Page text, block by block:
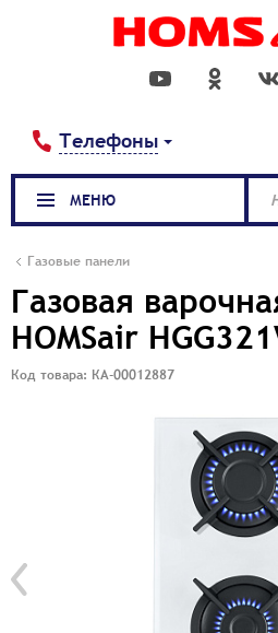
Телефоны
Газовые панели
Газовая
HOMSair
Код товара: КА-00012887
МЕНЮ